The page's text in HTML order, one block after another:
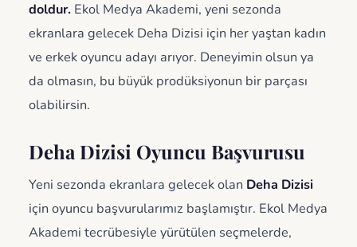
doldur. Ekol Medya Akademi, yeni sezonda
ekranlara gelecek Deha Dizisi için her yaştan kadın
ve erkek oyuncu adayı arıyor. Deneyimin olsun ya
da olmasın, bu büyük prodüksiyonun bir parçası
olabilirsin.
Deha Dizisi Oyuncu Başvurusu
Yeni sezonda ekranlara gelecek olan Deha Dizisi
için oyuncu başvurularımız başlamıştır. Ekol Medya
Akademi tecrübesiyle yürütülen seçmelerde,